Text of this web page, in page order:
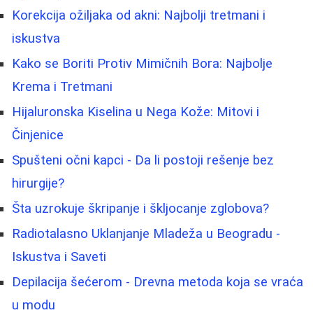
Korekcija ožiljaka od akni: Najbolji tretmani i
iskustva
Kako se Boriti Protiv Mimičnih Bora: Najbolje
Krema i Tretmani
Hijaluronska Kiselina u Nega Kože: Mitovi i
Činjenice
Spušteni očni kapci - Da li postoji rešenje bez
hirurgije?
Šta uzrokuje škripanje i škljocanje zglobova?
Radiotalasno Uklanjanje Mladeža u Beogradu -
Iskustva i Saveti
Depilacija šećerom - Drevna metoda koja se vraća
u modu